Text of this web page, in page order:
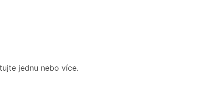
jednu nebo více.